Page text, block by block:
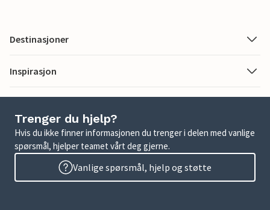
Destinasjoner
Inspirasjon
Trenger du hjelp?
Hvis du ikke finner informasjonen du trenger i delen med vanlige
spørsmål, hjelper teamet vårt deg gjerne.
Vanlige spørsmål, hjelp og støtte